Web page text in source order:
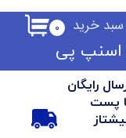
رایگان
پست
۰ سبد خرید
اسنپ پی